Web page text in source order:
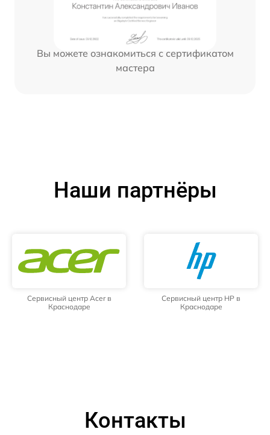
Вы можете ознакомиться с сертификатом
мастера
Наши партнёры
Сервисный центр Acer в
Краснодаре
Сервисный центр HP в
Краснодаре
Контакты